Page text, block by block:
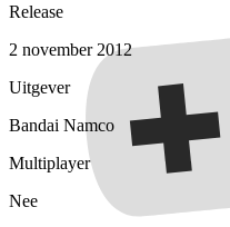
Release
2 november 2012
Uitgever
Bandai Namco
Multiplayer
Nee